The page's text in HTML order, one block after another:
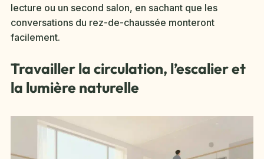
lecture ou un second salon, en sachant que les
conversations du rez-de-chaussée monteront
facilement.
Travailler la circulation, l’escalier et
la lumière naturelle